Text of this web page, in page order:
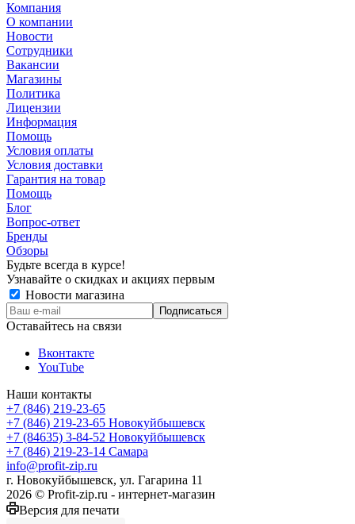
Компания
О компании
Новости
Сотрудники
Вакансии
Магазины
Политика
Лицензии
Информация
Помощь
Условия оплаты
Условия доставки
Гарантия на товар
Помощь
Блог
Вопрос-ответ
Бренды
Обзоры
Будьте всегда в курсе!
Узнавайте о скидках и акциях первым
Новости магазина
Оставайтесь на связи
Вконтакте
YouTube
Наши контакты
+7 (846) 219-23-65
+7 (846) 219-23-65 Новокуйбышевск
+7 (84635) 3-84-52 Новокуйбышевск
+7 (846) 219-23-14 Самара
info@profit-zip.ru
г. Новокуйбышевск, ул. Гагарина 11
2026 © Profit-zip.ru - интернет-магазин
Версия для печати